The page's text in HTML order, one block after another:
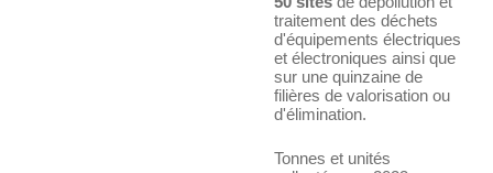
traitement des déchets
d'équipements électriques
et électroniques ainsi que
sur une quinzaine de
filières de valorisation ou
d'élimination.
Tonnes et unités